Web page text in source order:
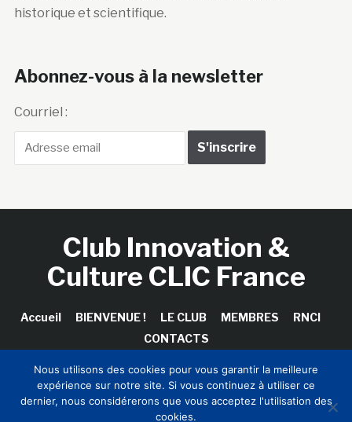
historique et scientifique.
Abonnez-vous à la newsletter
Courriel :
Club Innovation &
Culture CLIC France
Accueil BIENVENUE ! LE CLUB MEMBRES
RNCI
CONTACTS
Copyright © 2026 Club Innovation & Culture CLIC France /
Nous utilisons des cookies pour vous garantir la meilleure
expérience sur notre site. Si vous continuez à utiliser ce
dernier, nous considérerons que vous acceptez l'utilisation des
cookies.